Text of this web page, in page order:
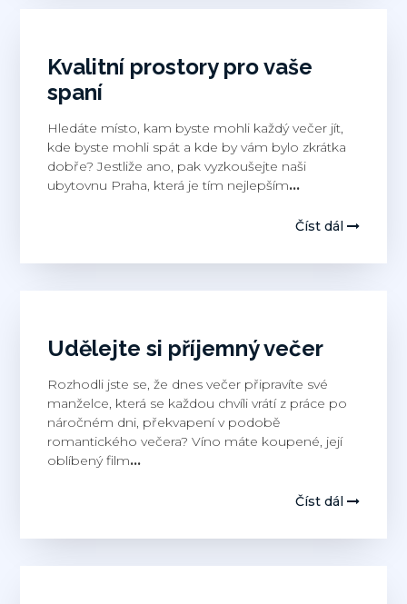
Kvalitní prostory pro vaše
spaní
Hledáte místo, kam byste mohli každý večer jít,
kde byste mohli spát a kde by vám bylo zkrátka
dobře? Jestliže ano, pak vyzkoušejte naši
ubytovnu Praha, která je tím nejlepším…
Číst dál
Udělejte si příjemný večer
Rozhodli jste se, že dnes večer připravíte své
manželce, která se každou chvíli vrátí z práce po
náročném dni, překvapení v podobě
romantického večera? Víno máte koupené, její
oblíbený film…
Číst dál